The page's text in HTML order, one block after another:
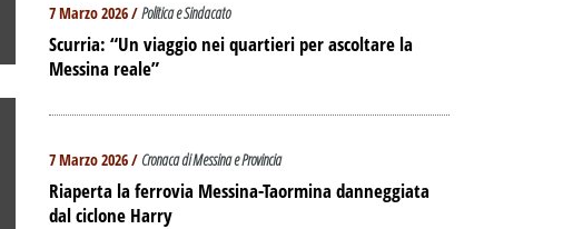
7 Marzo 2026 /Politica e Sindacato
Scurria: “Un viaggio nei quartieri per ascoltare la
Messina reale”
7 Marzo 2026 / Cronaca di Messina e Provincia
Riaperta la ferrovia Messina-Taormina danneggiata
dal ciclone Harry